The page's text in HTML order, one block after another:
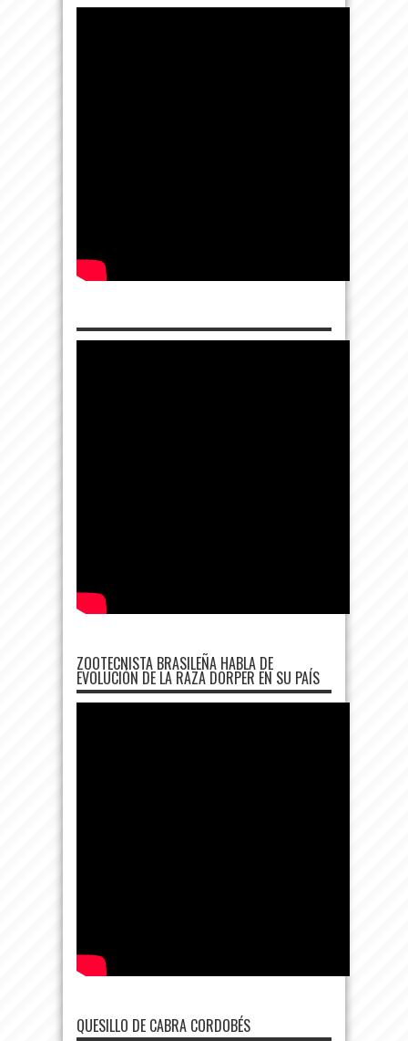
ZOOTECNISTA BRASILEÑA HABLA DE
EVOLUCIÓN DE LA RAZA DORPER EN SU PAÍS
QUESILLO DE CABRA CORDOBÉS